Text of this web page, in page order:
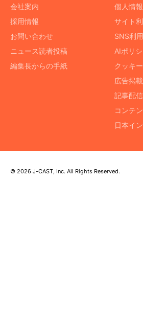
会社案内
採用情報
お問い合わせ
ニュース読者投稿
編集長からの手紙
個人情
サイト
SNS利
AIポリ
クッキ
広告掲載
記事配信
コンテ
日本イ
© 2026 J-CAST, Inc. All Rights Reserved.